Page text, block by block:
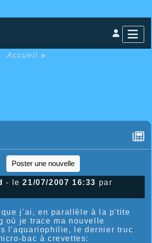
Accueil »
Poster une nouvelle
- le21/07/2007 16:33 par
j'ai, en parallèle à la p'tite
où je trace ma nouvelle
l'aquariophilie, le dernier truc
bac à crevettes: